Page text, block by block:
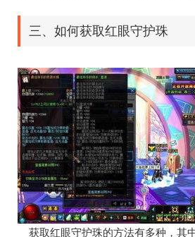
三、如何获取红眼守护珠
获取红眼守护珠的方法有多种，其